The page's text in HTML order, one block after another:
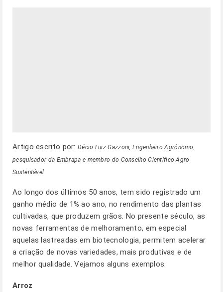
Artigo escrito por: Décio Luiz Gazzoni, Engenheiro Agrônomo,
pesquisador da Embrapa e membro do Conselho Científico Agro
Sustentável
Ao longo dos últimos 50 anos, tem sido registrado um
ganho médio de 1% ao ano, no rendimento das plantas
cultivadas, que produzem grãos. No presente século, as
novas ferramentas de melhoramento, em especial
aquelas lastreadas em biotecnologia, permitem acelerar
a criação de novas variedades, mais produtivas e de
melhor qualidade. Vejamos alguns exemplos.
Arroz